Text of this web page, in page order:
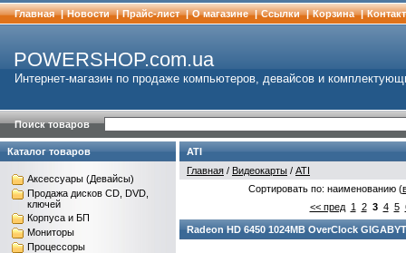
Главная | Новости | Прайс-лист | О магазине | Cсылки | Корзина |
POWERSHOP.com.ua
Интернет-магазин по продаже компьютеров, девайсов и
Поиск товаров
Каталог товаров
Аксессуары (Девайсы)
Продажа дисков CD, DVD,
ключей
Корпуса и БП
Мониторы
Процессоры
ATI
Главная / Видеокарты / ATI
Сортировать по: наименованию (
<< пред
1 2 3 4 5
Radeon HD 6450 1024MB OverClock